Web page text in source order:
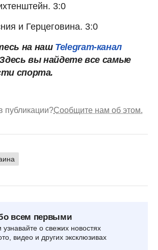
3:0
и Герцеговина. 3:0
на наш Telegram-канал
вы найдете все самые
спорта.
публикации?Сообщите нам об этом.
всем первыми
о свежих новостях
видео и других эксклюзивах